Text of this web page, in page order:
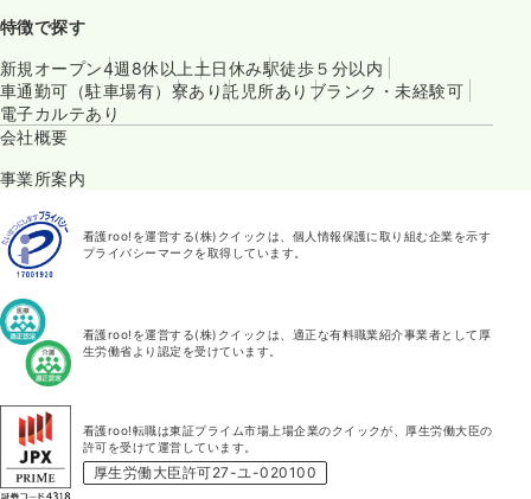
特徴で探す
新規オープン4週8休以上土日休み駅徒歩５分以内
車通勤可（駐車場有） 寮あり託児所あり ブランク・未経験可
電子カルテあり
会社概要
事業所案内
看護roo!を運営する(株)クイックは、個人情報保護に取り組む企業を示す
プライバシーマークを取得しています。
看護roo!を運営する(株)クイックは、適正な有料職業紹介事業者として厚
生労働省より認定を受けています。
看護roo!転職は東証プライム市場上場企業のクイックが、厚生労働大臣の
許可を受けて運営しています。
厚生労働大臣許可27-ユ-020100